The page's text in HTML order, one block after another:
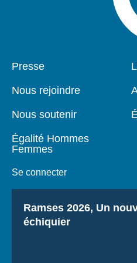
Pied
page
Presse
Nous rejoindre
Nous soutenir
Égalité Hommes
Femmes
Se connecter
Titre
Ramses 2026, Un
échiquier